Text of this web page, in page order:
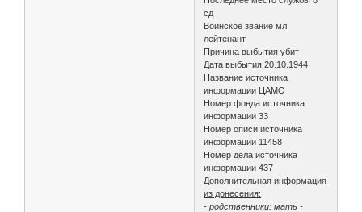
сд
Воинское звание мл.
лейтенант
Причина выбытия убит
Дата выбытия 20.10.1944
Название источника
информации ЦАМО
Номер фонда источника
информации 33
Номер описи источника
информации 11458
Номер дела источника
информации 437
Дополнительная информация
из донесения:
- родственники: мать -